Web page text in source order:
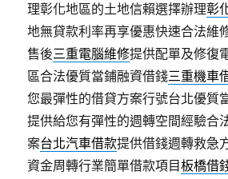
理彰化地區的土地信賴選擇辦理彰
地無貸款利率再享優惠快速合法維
售後三重電腦維修提供配單及修復
區合法優質當鋪融資借錢三重機車
您最彈性的借貸方案行號台北優質
提供給您有彈性的週轉空間經驗合
案台北汽車借款提供借錢週轉救急
資金周轉行業簡單借款項目板橋借